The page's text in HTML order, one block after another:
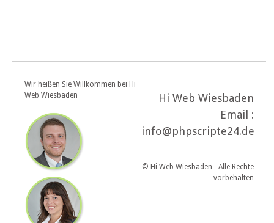
Wir heißen Sie Willkommen bei Hi
Web Wiesbaden
Hi Web Wiesbaden
Email :
info@phpscripte24.de
© Hi Web Wiesbaden - Alle Rechte
vorbehalten